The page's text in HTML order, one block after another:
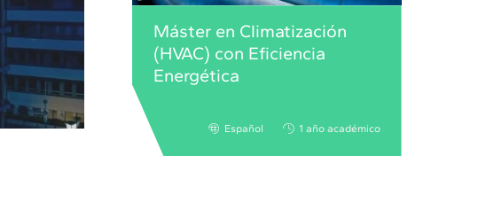
Máster en Climatización
(HVAC) con Eficiencia
Energética
Español 1 año académico